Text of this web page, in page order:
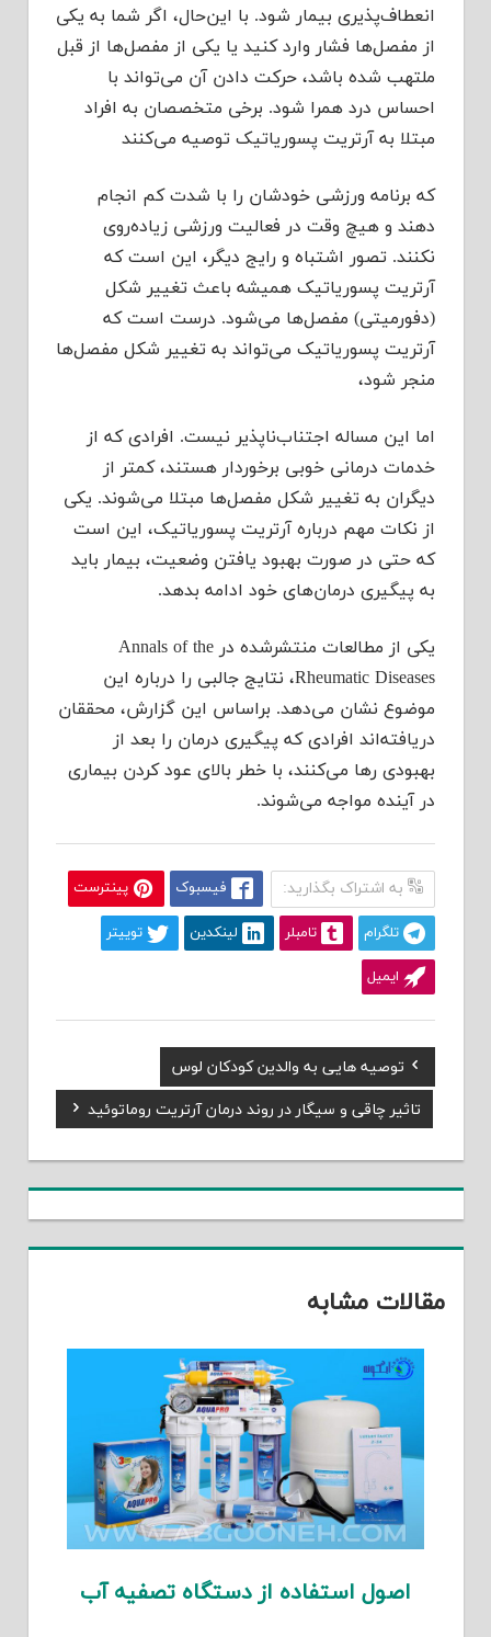
انعطاف‌پذیری بیمار شود. با این‌حال، اگر شما به یکی
از مفصل‌ها فشار وارد کنید یا یکی از مفصل‌ها از قبل
ملتهب شده باشد، حرکت دادن آن می‌تواند با
احساس درد همرا شود. برخی متخصصان به افراد
مبتلا به آرتریت پسوریاتیک توصیه می‌کنند
که برنامه ورزشی خودشان را با شدت کم انجام
دهند و هیچ وقت در فعالیت ورزشی زیاده‌روی
نکنند. تصور اشتباه و رایج دیگر، این است که
آرتریت پسوریاتیک همیشه باعث تغییر شکل
(دفورمیتی) مفصل‌ها می‌شود. درست است که
آرتریت پسوریاتیک می‌تواند به تغییر شکل مفصل‌ها
منجر شود،
اما این مساله اجتناب‌ناپذیر نیست. افرادی که از
خدمات درمانی خوبی برخوردار هستند، کمتر از
دیگران به تغییر شکل مفصل‌ها مبتلا می‌شوند. یکی
از نکات مهم درباره آرتریت پسوریاتیک، این است
که حتی در صورت بهبود یافتن وضعیت، بیمار باید
به پیگیری درمان‌های خود ادامه بدهد.
یکی از مطالعات منتشرشده در Annals of the
Rheumatic Diseases، نتایج جالبی را درباره این
موضوع نشان می‌دهد. براساس این گزارش، محققان
دریافته‌اند افرادی که پیگیری درمان را بعد از
بهبودی رها می‌کنند، با خطر بالای عود کردن بیماری
در آینده مواجه می‌شوند.
به اشتراک بگذارید: فیسبوک پینترست
تلگرام تامبلر لینکدین توییتر
ایمیل
راهبری
نوشته
Previous
Post:
توصیه هایی به والدین کودکان لوس
Next
Post:
تاثیر چاقی و سیگار در روند درمان آرتریت روماتوئید
مقالات مشابه
اصول استفاده از دستگاه تصفیه آب